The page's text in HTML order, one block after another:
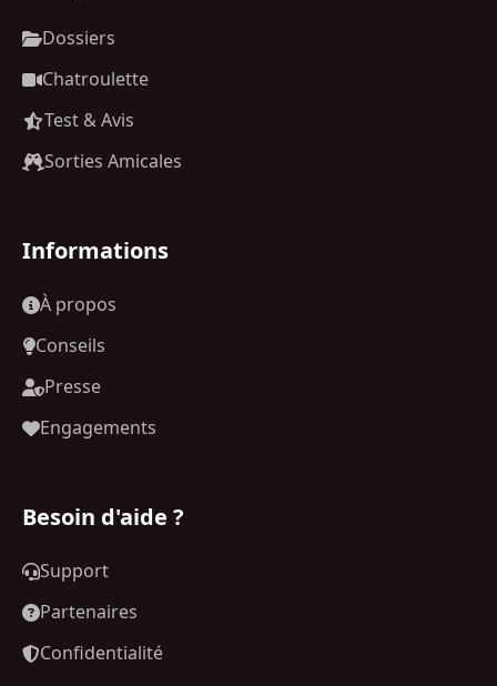
Dossiers
Chatroulette
Test & Avis
Sorties Amicales
Informations
À propos
Conseils
Presse
Engagements
Besoin d'aide ?
Support
Partenaires
Confidentialité